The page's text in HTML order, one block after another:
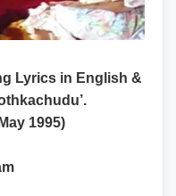
Lyrics in English &
1995)